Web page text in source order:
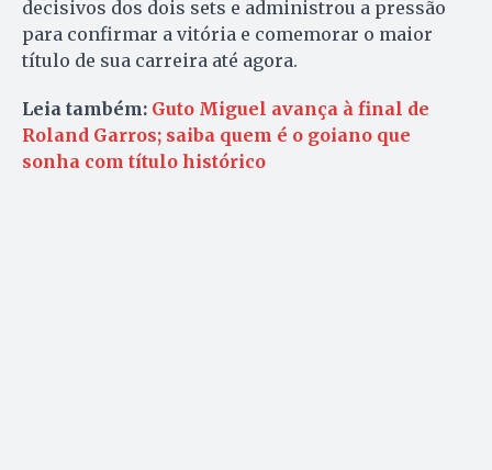
decisivos dos dois sets e administrou a pressão
para confirmar a vitória e comemorar o maior
título de sua carreira até agora.
Leia também: Guto Miguel avança à final de
Roland Garros; saiba quem é o goiano que
sonha com título histórico